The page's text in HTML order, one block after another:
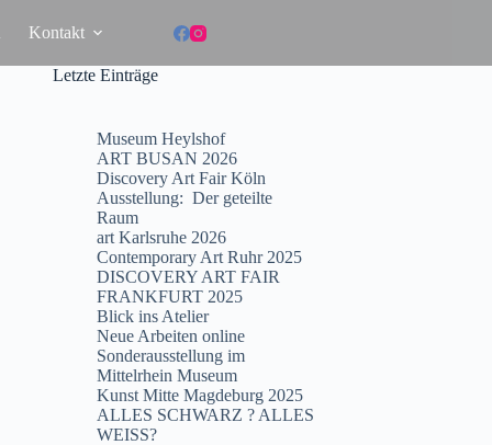
Kontakt
Letzte Einträge
Museum Heylshof
ART BUSAN 2026
Discovery Art Fair Köln
Ausstellung: Der geteilte
Raum
art Karlsruhe 2026
Contemporary Art Ruhr 2025
DISCOVERY ART FAIR
FRANKFURT 2025
Blick ins Atelier
Neue Arbeiten online
Sonderausstellung im
Mittelrhein Museum
Kunst Mitte Magdeburg 2025
ALLES SCHWARZ ? ALLES
WEISS?